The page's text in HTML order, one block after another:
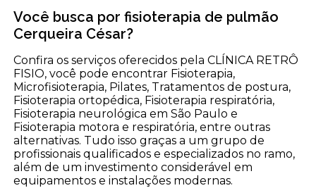
Você busca por fisioterapia de pulmão
Cerqueira César?
Confira os serviços oferecidos pela CLÍNICA RETRÔ
FISIO, você pode encontrar Fisioterapia,
Microfisioterapia, Pilates, Tratamentos de postura,
Fisioterapia ortopédica, Fisioterapia respiratória,
Fisioterapia neurológica em São Paulo e
Fisioterapia motora e respiratória, entre outras
alternativas. Tudo isso graças a um grupo de
profissionais qualificados e especializados no ramo,
além de um investimento considerável em
equipamentos e instalações modernas.